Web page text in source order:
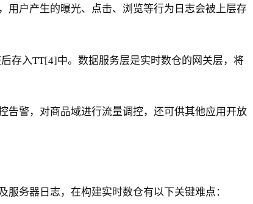
用户产生的曝光、点击、浏览等行为日志会被上层存
存入TT[4]中。数据服务层是实时数仓的网关层，将
告警，对商品域进行流量调控，还可供其他应用开放
务器日志，在构建实时数仓有以下关键难点：